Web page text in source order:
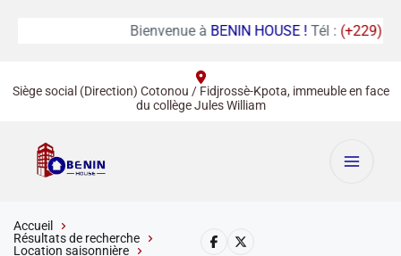
Bienvenue àBENIN HOUSE !Tél : (+229) 01 67
Siège social (Direction) Cotonou / Fidjrossè-Kpota, immeuble en face
du collège Jules William
Accueil
Résultats de recherche
Location saisonnière